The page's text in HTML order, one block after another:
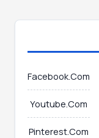
Facebook.Com
Youtube.Com
Pinterest.Com